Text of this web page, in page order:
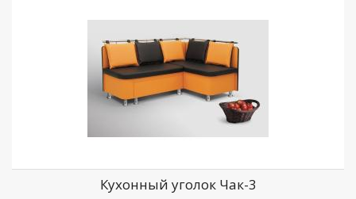
Кухонный уголок Чак-3